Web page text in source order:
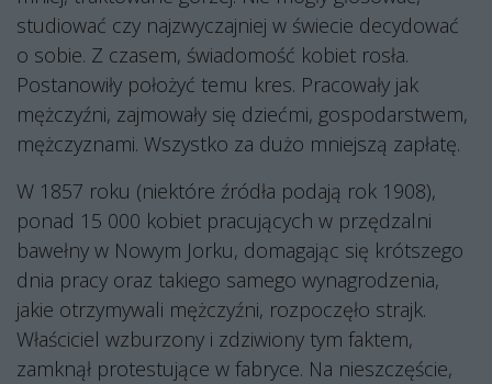
studiować czy najzwyczajniej w świecie decydować
o sobie. Z czasem, świadomość kobiet rosła.
Postanowiły położyć temu kres. Pracowały jak
mężczyźni, zajmowały się dziećmi, gospodarstwem,
mężczyznami. Wszystko za dużo mniejszą zapłatę.
W 1857 roku (niektóre źródła podają rok 1908),
ponad 15 000 kobiet pracujących w przędzalni
bawełny w Nowym Jorku, domagając się krótszego
dnia pracy oraz takiego samego wynagrodzenia,
jakie otrzymywali mężczyźni, rozpoczęło strajk.
Właściciel wzburzony i zdziwiony tym faktem,
zamknął protestujące w fabryce. Na nieszczęście,